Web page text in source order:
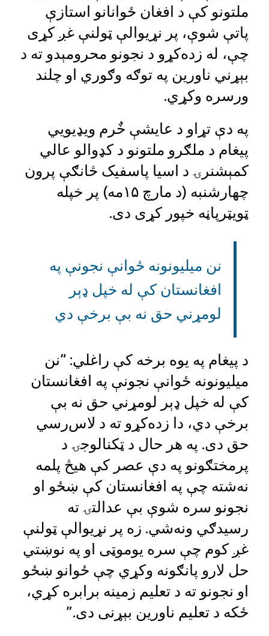
ملتونو کې د افغان ځوانانو استازې
پاتې شوې، پر نړیوالې ټولنې غږ کړی
چې، له زده‌کړو د نجونو محرومېدو ته د
بېړني ناورین په توګه وګوري او چلند
ورسره وکړي.
په دې تړاو د عایشې خٌرم ویډیویي
پيغام د ملګرو ملتونو د کډوالو عالي
کمېشنرۍ د اسیا پاسفیک څانګې پرون
چهارشنبه (د مارچ ۱۵مه) پر خپله
ټویټرپاڼه خپور کړی دی.
نن میلیونونه ځوانې نجونې په
افغانستان کې له خپل ډېر
لومړني حق نه بې برخې دي
د پيغام په یوه برخه کې راغلي: “نن
میلیونونه ځوانې نجونې په افغانستان
کې له خپل ډېر لومړني حق نه بې
برخې دي، دا زده‌کړو ته د لاس‌رسي
حق دی. په هر حال د ټکنالوجۍ د
پرمختګونو په دې عصر کې هیڅ پلمه
نه‌شته چې په افغانستان کې ښځو او
نجونو سره شوې بې عدالتۍ ته
رسیدګي ونه‌شي. زه پر نړیوالې ټولنې
غږ کوم چې سره یوموټی او په نوښتي
حل لارو پانګونه وکړي چې ځوانو ښځو
او نجونو ته د تعلیم زمینه برابره کړي،
ځکه د تعلیم ناورین بېړنی دی.”